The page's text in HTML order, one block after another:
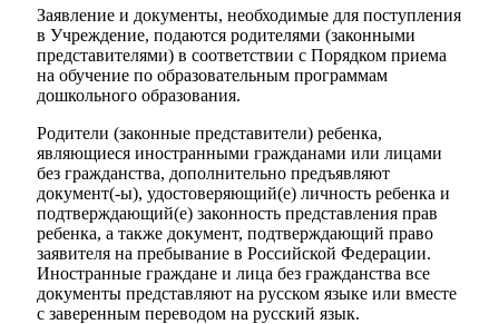
Заявление и документы, необходимые для поступления
в Учреждение, подаются родителями (законными
представителями) в соответствии с Порядком приема
на обучение по образовательным программам
дошкольного образования.
Родители (законные представители) ребенка,
являющиеся иностранными гражданами или лицами
без гражданства, дополнительно предъявляют
документ(-ы), удостоверяющий(е) личность ребенка и
подтверждающий(е) законность представления прав
ребенка, а также документ, подтверждающий право
заявителя на пребывание в Российской Федерации.
Иностранные граждане и лица без гражданства все
документы представляют на русском языке или вместе
с заверенным переводом на русский язык.